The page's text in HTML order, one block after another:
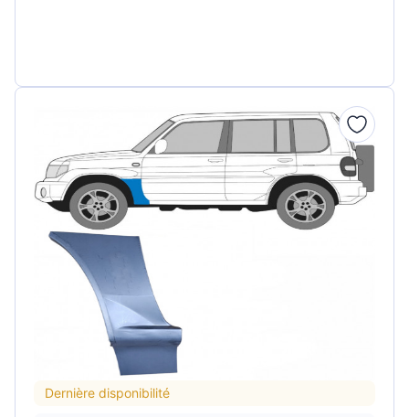
Dernière disponibilité